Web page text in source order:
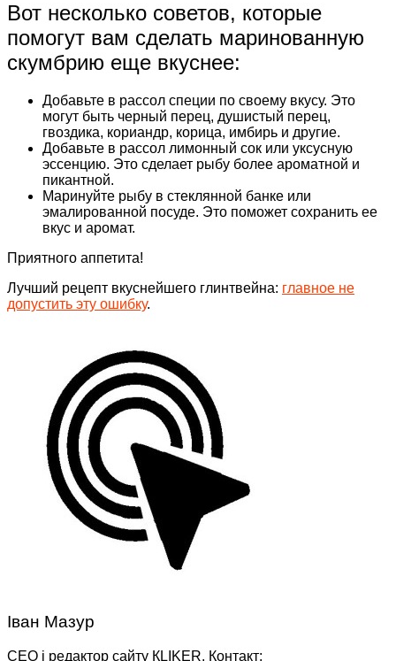
Вот несколько советов, которые
помогут вам сделать маринованную
скумбрию еще вкуснее:
Добавьте в рассол специи по своему вкусу. Это
могут быть черный перец, душистый перец,
гвоздика, кориандр, корица, имбирь и другие.
Добавьте в рассол лимонный сок или уксусную
эссенцию. Это сделает рыбу более ароматной и
пикантной.
Маринуйте рыбу в стеклянной банке или
эмалированной посуде. Это поможет сохранить ее
вкус и аромат.
Приятного аппетита!
Лучший рецепт вкуснейшего глинтвейна: главное не
допустить эту ошибку.
Іван Мазур
CEO і редактор сайту КLIKER. Контакт: